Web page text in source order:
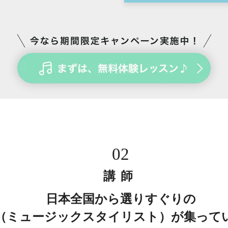
02
講師
日本全国から選りすぐりの
ミュージックスタイリスト）が集って